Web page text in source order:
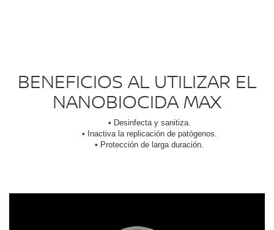
BENEFICIOS AL UTILIZAR EL
NANOBIOCIDA MAX
• Desinfecta y sanitiza.
• Inactiva la replicación de patógenos.
• Protección de larga duración.